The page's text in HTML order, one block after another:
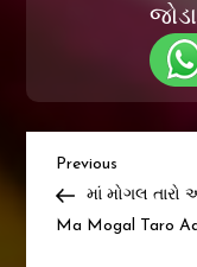
Post
Previous
Post
Previous
માં મોગલ તારો
Ma Mogal Taro